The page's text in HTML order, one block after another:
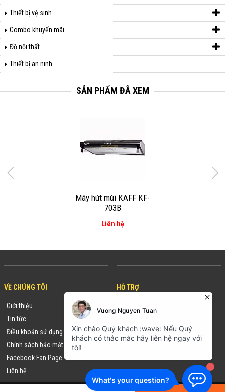
Thiết bị vệ sinh
Combo khuyến mãi
Đồ nội thất
Thiết bị an ninh
SẢN PHẨM ĐÃ XEM
Máy hút mùi KAFF KF-
703B
Liên hệ
VỀ CHÚNG TÔI
Giới thiệu
Tin tức
Điều khoản sử dụng
Chính sách bảo mật
Facebook Fan Page
Liên hệ
HỖ TRỢ
Chính sách đổi/trả hàng
Chính sách và quy định chung